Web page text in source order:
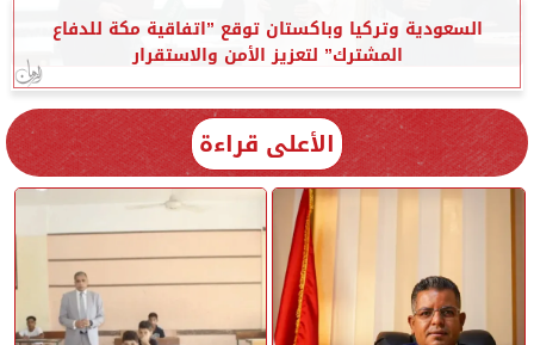
السعودية وتركيا وباكستان توقع ”اتفاقية مكة للدفاع
المشترك” لتعزيز الأمن والاستقرار
الأعلى قراءة